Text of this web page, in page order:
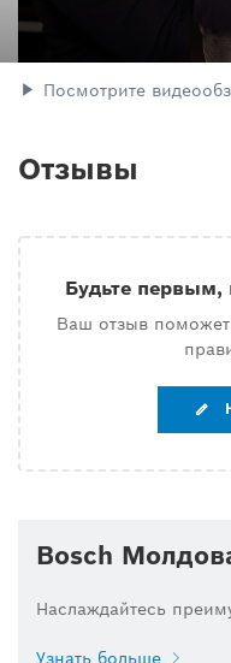
Посмотрите
Отзывы
Будьте первым,
Ваш отзыв поможет
Bosch
Наслаждайтесь
Узнать больше